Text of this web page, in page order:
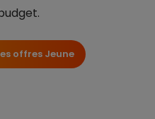
offres Jeune